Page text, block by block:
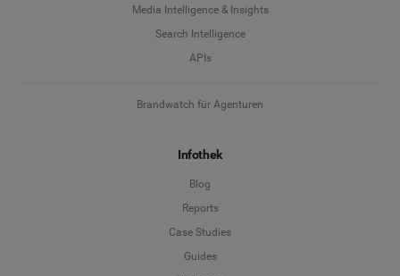
Media Intelligence & Insights
Search Intelligence
APIs
Brandwatch für Agenturen
Infothek
Blog
Reports
Case Studies
Guides